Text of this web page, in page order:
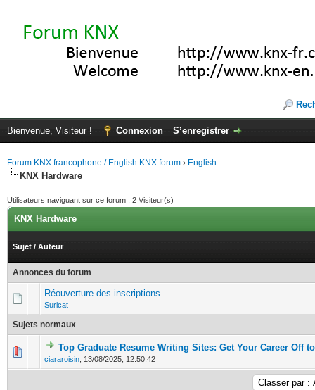
Bienvenue, Visiteur ! Connexion S’enregistrer
Forum KNX francophone / English KNX forum › English
KNX Hardware
Utilisateurs naviguant sur ce forum : 2 Visiteur(s)
KNX Hardware
Sujet / Auteur
Annonces du forum
Réouverture des inscriptions
Suricat
Sujets normaux
Top Graduate Resume Writing Sites: Get Your Career Off
ciararoisin 13/08/2025, 12:50:42
0 Votes - 0 sur 5 en moyenne
1234 5